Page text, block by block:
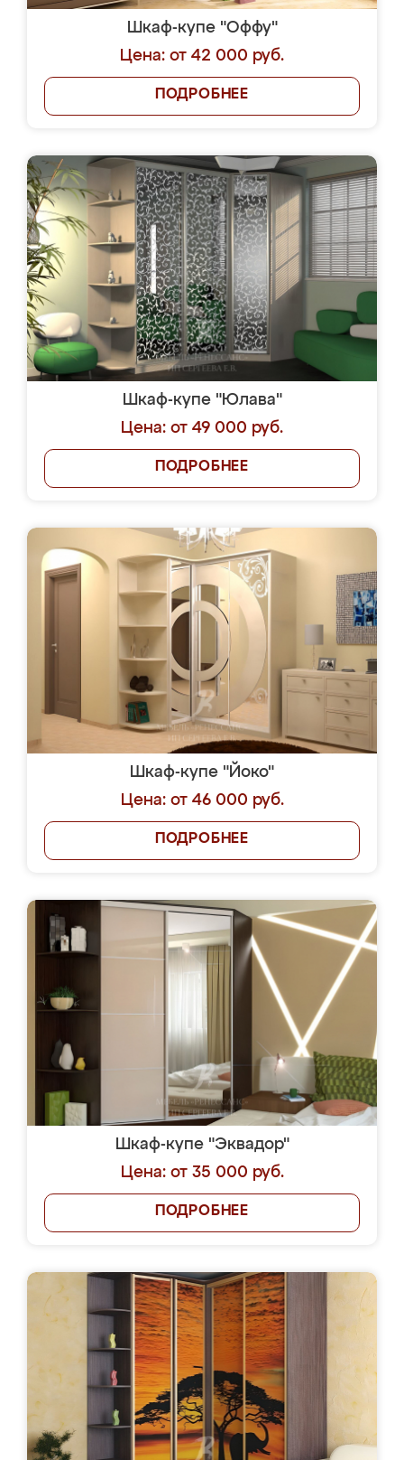
Шкаф-купе "Оффу"
Цена: от 42 000 руб.
ПОДРОБНЕЕ
Шкаф-купе "Юлава"
Цена: от 49 000 руб.
ПОДРОБНЕЕ
Шкаф-купе "Йоко"
Цена: от 46 000 руб.
ПОДРОБНЕЕ
Шкаф-купе "Эквадор"
Цена: от 35 000 руб.
ПОДРОБНЕЕ